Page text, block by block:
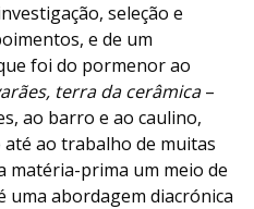
seleção e
e de um
foi do pormenor ao
terra da cerâmica–
ao barro e ao caulino,
ao trabalho de muitas
matéria-prima um meio de
uma abordagem diacrónica